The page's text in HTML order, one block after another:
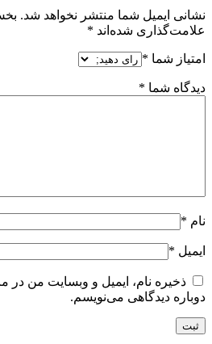
نشانی ایمیل شما منتشر نخواهد شد.
علامت‌گذاری شده‌اند *
امتیاز شما *
دیدگاه شما *
نام *
ایمیل *
ذخیره نام، ایمیل و وبسایت من در
دوباره دیدگاهی می‌نویسم.